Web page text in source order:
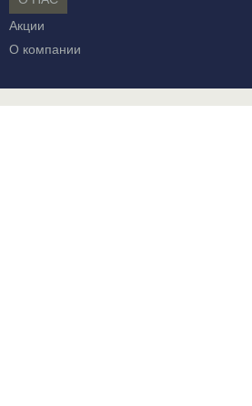
Акции
О компании